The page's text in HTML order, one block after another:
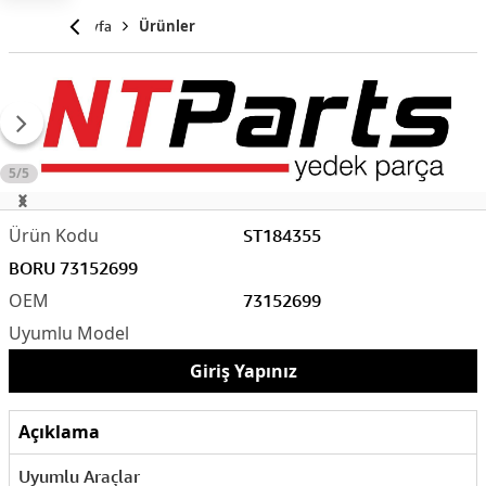
Anasayfa Ürünler
5/5
ST184355
73152699
BORU 73152699
Giriş Yapınız
Açıklama
Uyumlu Araçlar